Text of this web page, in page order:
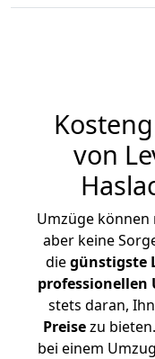
von
Umzüge
aber keine
diegünstigste
professionellen
stets daran,
Preisezu
bei einem